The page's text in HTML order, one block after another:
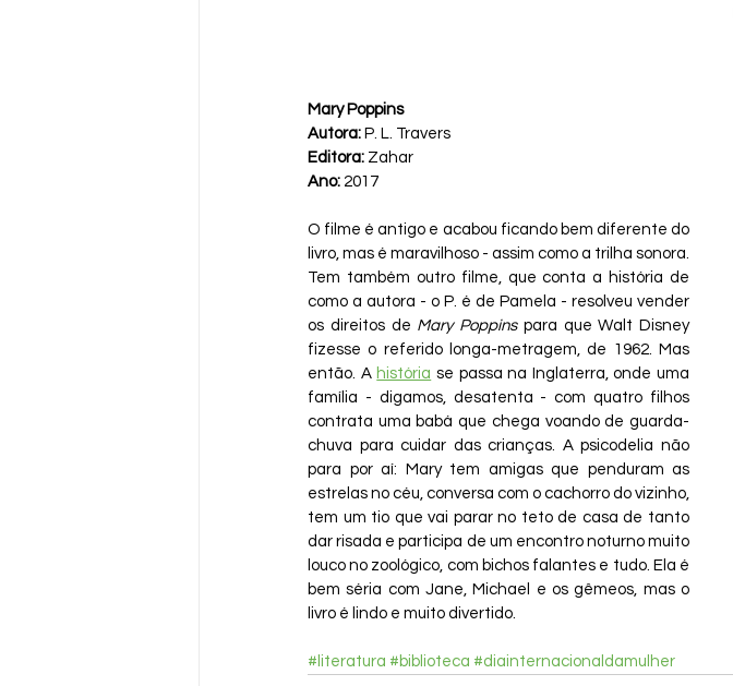
Mary Poppins
Autora: P. L. Travers
Editora: Zahar
Ano: 2017
O filme é antigo e acabou ficando bem diferente do
livro, mas é maravilhoso - assim como a trilha sonora.
Tem também outro filme, que conta a história de
como a autora - o P. é de Pamela - resolveu vender
os direitos de Mary Poppins para que Walt Disney
fizesse o referido longa-metragem, de 1962. Mas
então. A história se passa na Inglaterra, onde uma
família - digamos, desatenta - com quatro filhos
contrata uma babá que chega voando de guarda-
chuva para cuidar das crianças. A psicodelia não
para por aí: Mary tem amigas que penduram as
estrelas no céu, conversa com o cachorro do vizinho,
tem um tio que vai parar no teto de casa de tanto
dar risada e participa de um encontro noturno muito
louco no zoológico, com bichos falantes e tudo. Ela é
bem séria com Jane, Michael e os gêmeos, mas o
livro é lindo e muito divertido.
#literatura #biblioteca #diainternacionaldamulher